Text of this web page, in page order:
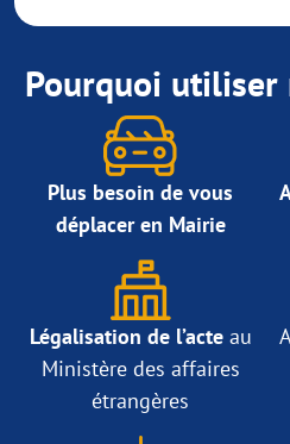
Pourquoi utiliser
Plus besoin de vous
déplacer en Mairie
Légalisation de l’acteau
Ministère des affaires
étrangères